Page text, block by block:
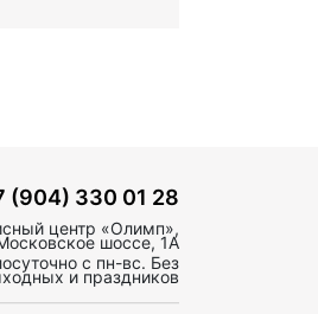
(904) 330 01 28
центр «Олимп»,
шоссе, 1А
с пн-вс. Без
и праздников